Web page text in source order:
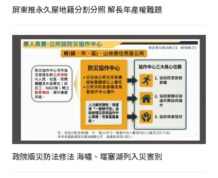
屏東推永久屋地籍分割分照 解長年產權難題
政院版災防法修法 海嘯、堰塞湖列入災害別